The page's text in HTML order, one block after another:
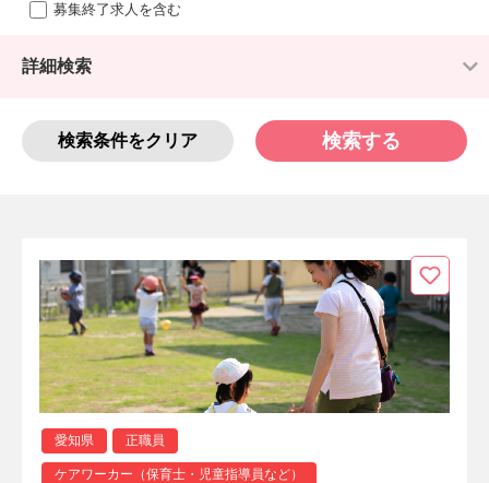
募集終了求人を含む
詳細検索
検索条件をクリア 検索する
愛知県 正職員
ケアワーカー（保育士・児童指導員など）